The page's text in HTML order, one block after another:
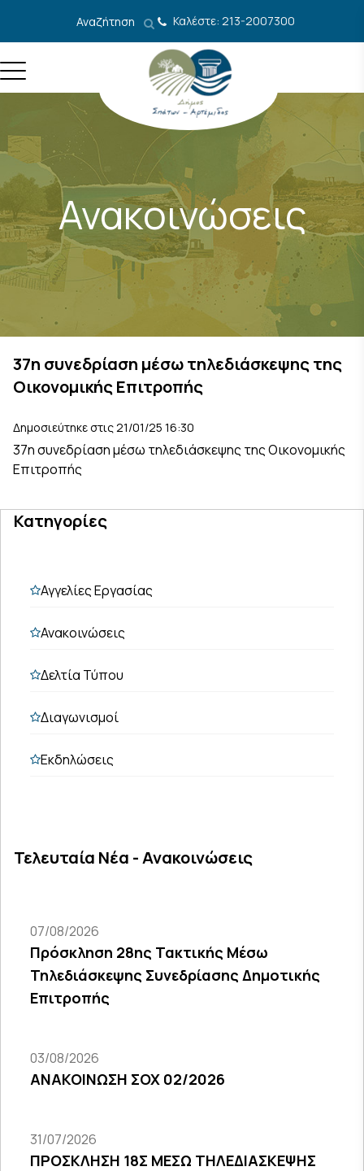
Αναζήτηση Καλέστε: 213-2007300
Ανακοινώσεις
37η συνεδρίαση μέσω τηλεδιάσκεψης της
Οικονομικής Επιτροπής
Δημοσιεύτηκε στις 21/01/25 16:30
37η συνεδρίαση μέσω τηλεδιάσκεψης της Οικονομικής
Επιτροπής
Κατηγορίες
Αγγελίες Εργασίας
Ανακοινώσεις
Δελτία Τύπου
Διαγωνισμοί
Εκδηλώσεις
Τελευταία Νέα - Ανακοινώσεις
07/08/2026
Πρόσκληση 28ης Τακτικής Μέσω
Τηλεδιάσκεψης Συνεδρίασης Δημοτικής
Επιτροπής
03/08/2026
ΑΝΑΚΟΙΝΩΣΗ ΣΟΧ 02/2026
31/07/2026
ΠΡΟΣΚΛΗΣΗ 18Σ ΜΕΣΩ ΤΗΛΕΔΙΑΣΚΕΨΗΣ